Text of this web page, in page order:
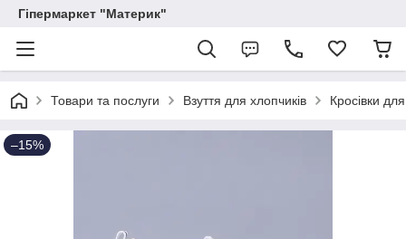
Гіпермаркет "Материк"
Товари та послуги Взуття для хлопчиків Кросівки
–15%